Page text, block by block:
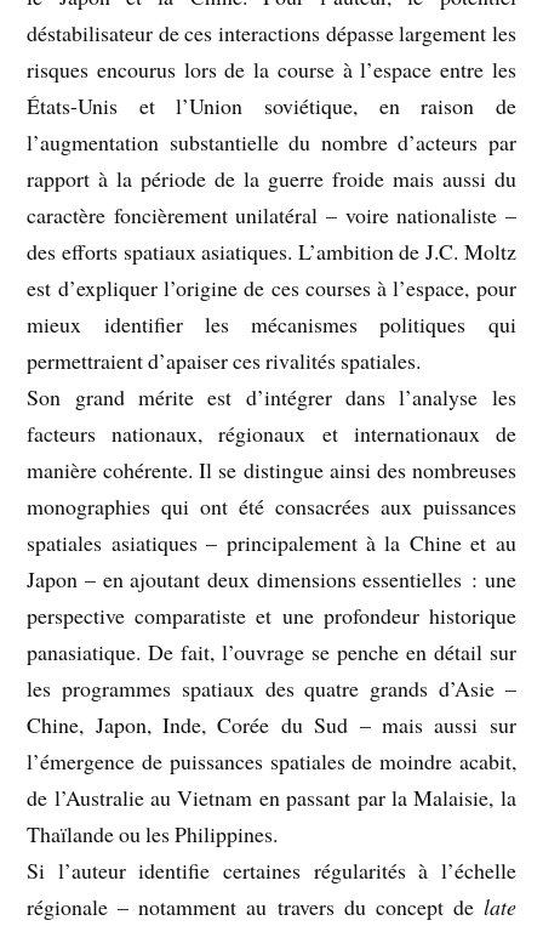
déstabilisateur de ces interactions dépasse largement les
risques encourus lors de la course à l’espace entre les
États-Unis et l’Union soviétique, en raison de
l’augmentation substantielle du nombre d’acteurs par
rapport à la période de la guerre froide mais aussi du
caractère foncièrement unilatéral – voire nationaliste –
des efforts spatiaux asiatiques. L’ambition de J.C. Moltz
est d’expliquer l’origine de ces courses à l’espace, pour
mieux identifier les mécanismes politiques qui
permettraient d’apaiser ces rivalités spatiales.
Son grand mérite est d’intégrer dans l’analyse les
facteurs nationaux, régionaux et internationaux de
manière cohérente. Il se distingue ainsi des nombreuses
monographies qui ont été consacrées aux puissances
spatiales asiatiques – principalement à la Chine et au
Japon – en ajoutant deux dimensions essentielles : une
perspective comparatiste et une profondeur historique
panasiatique. De fait, l’ouvrage se penche en détail sur
les programmes spatiaux des quatre grands d’Asie –
Chine, Japon, Inde, Corée du Sud – mais aussi sur
l’émergence de puissances spatiales de moindre acabit,
de l’Australie au Vietnam en passant par la Malaisie, la
Thaïlande ou les Philippines.
Si l’auteur identifie certaines régularités à l’échelle
régionale – notamment au travers du concept de late